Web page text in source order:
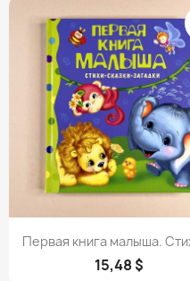
Просмотр
Первая книга малыша.
15,48 $